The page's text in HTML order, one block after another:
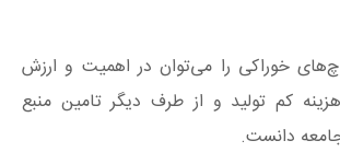
خوراکی را می‌توان در اهمیت و ارزش
کم تولید و از طرف دیگر تامین منبع
جامعه دانست.